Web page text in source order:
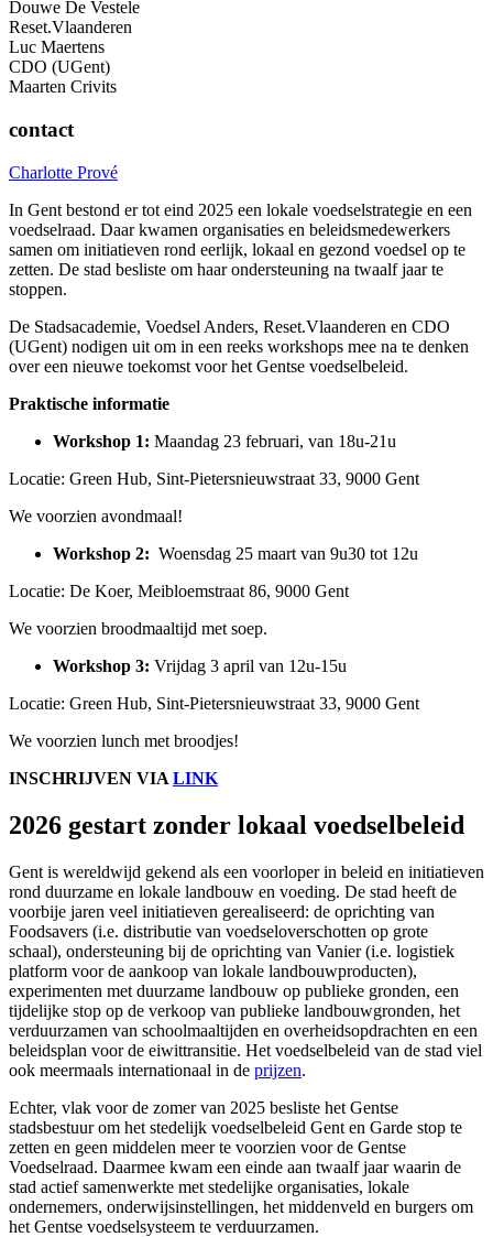
Douwe De Vestele
Reset.Vlaanderen
Luc Maertens
CDO (UGent)
Maarten Crivits
contact
Charlotte Prové
In Gent bestond er tot eind 2025 een lokale voedselstrategie en een
voedselraad. Daar kwamen organisaties en beleidsmedewerkers
samen om initiatieven rond eerlijk, lokaal en gezond voedsel op te
zetten. De stad besliste om haar ondersteuning na twaalf jaar te
stoppen.
De Stadsacademie, Voedsel Anders, Reset.Vlaanderen en CDO
(UGent) nodigen uit om in een reeks workshops mee na te denken
over een nieuwe toekomst voor het Gentse voedselbeleid.
Praktische informatie
Workshop 1: Maandag 23 februari, van 18u-21u
Locatie: Green Hub, Sint-Pietersnieuwstraat 33, 9000 Gent
We voorzien avondmaal!
Workshop 2: Woensdag 25 maart van 9u30 tot 12u
Locatie: De Koer, Meibloemstraat 86, 9000 Gent
We voorzien broodmaaltijd met soep.
Workshop 3: Vrijdag 3 april van 12u-15u
Locatie: Green Hub, Sint-Pietersnieuwstraat 33, 9000 Gent
We voorzien lunch met broodjes!
INSCHRIJVEN VIA LINK
2026 gestart zonder lokaal voedselbeleid
Gent is wereldwijd gekend als een voorloper in beleid en initiatieven
rond duurzame en lokale landbouw en voeding. De stad heeft de
voorbije jaren veel initiatieven gerealiseerd: de oprichting van
Foodsavers (i.e. distributie van voedseloverschotten op grote
schaal), ondersteuning bij de oprichting van Vanier (i.e. logistiek
platform voor de aankoop van lokale landbouwproducten),
experimenten met duurzame landbouw op publieke gronden, een
tijdelijke stop op de verkoop van publieke landbouwgronden, het
verduurzamen van schoolmaaltijden en overheidsopdrachten en een
beleidsplan voor de eiwittransitie. Het voedselbeleid van de stad viel
ook meermaals internationaal in de prijzen.
Echter, vlak voor de zomer van 2025 besliste het Gentse
stadsbestuur om het stedelijk voedselbeleid Gent en Garde stop te
zetten en geen middelen meer te voorzien voor de Gentse
Voedselraad. Daarmee kwam een einde aan twaalf jaar waarin de
stad actief samenwerkte met stedelijke organisaties, lokale
ondernemers, onderwijsinstellingen, het middenveld en burgers om
het Gentse voedselsysteem te verduurzamen.